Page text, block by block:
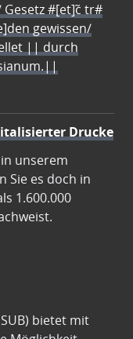
#[et]c̃ tr#
gewissen/
|| durch
Drucke
unserem
Sie es doch in
1.600.000
bietet mit